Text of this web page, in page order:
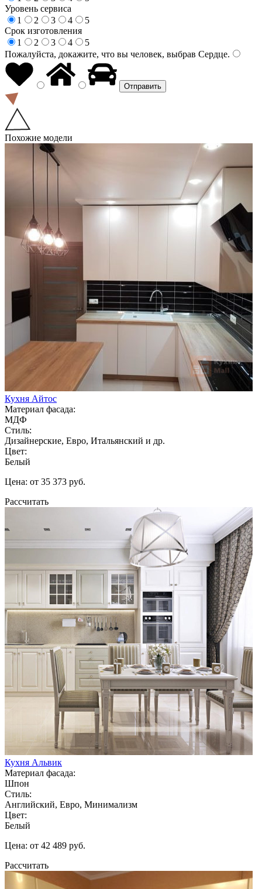
Уровень сервиса
1
2 3 4
5
Срок изготовления
1
2 3 4
5
Пожалуйста, докажите, что вы человек, выбрав Сердце.
Похожие модели
Кухня Айтос
Материал фасада:
МДФ
Стиль:
Дизайнерские, Евро, Итальянский и др.
Цвет:
Белый
Цена: от 35 373 руб.
Рассчитать
Кухня Альвик
Материал фасада:
Шпон
Стиль:
Английский, Евро, Минимализм
Цвет:
Белый
Цена: от 42 489 руб.
Рассчитать